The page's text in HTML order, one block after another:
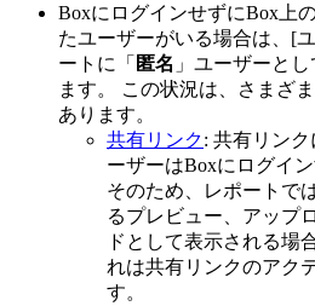
BoxにログインせずにBox上
たユーザーがいる場合は、[
ートに「 匿名 」ユーザーと
ます。 この状況は、さまざ
あります。
共有リンク: 共有リン
ーザーはBoxにログイ
そのため、レポートで
るプレビュー、アップ
ドとして表示される場
れは共有リンクのアク
す。